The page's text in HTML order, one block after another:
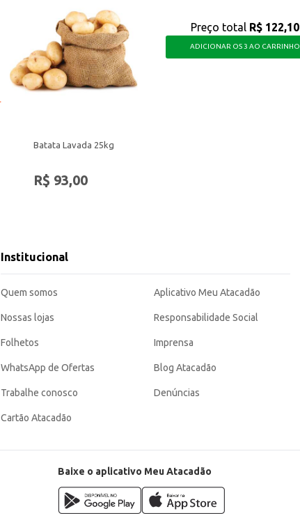
Batata Lavada 25kg
R$ 93,00
Preço total R$ 122,10
ADICIONAR OS 3 AO CARRINHO
Institucional
Quem somos
Nossas lojas
Folhetos
WhatsApp de Ofertas
Trabalhe conosco
Cartão Atacadão
Aplicativo Meu Atacadão
Responsabilidade Social
Imprensa
Blog Atacadão
Denúncias
Baixe o aplicativo Meu Atacadão